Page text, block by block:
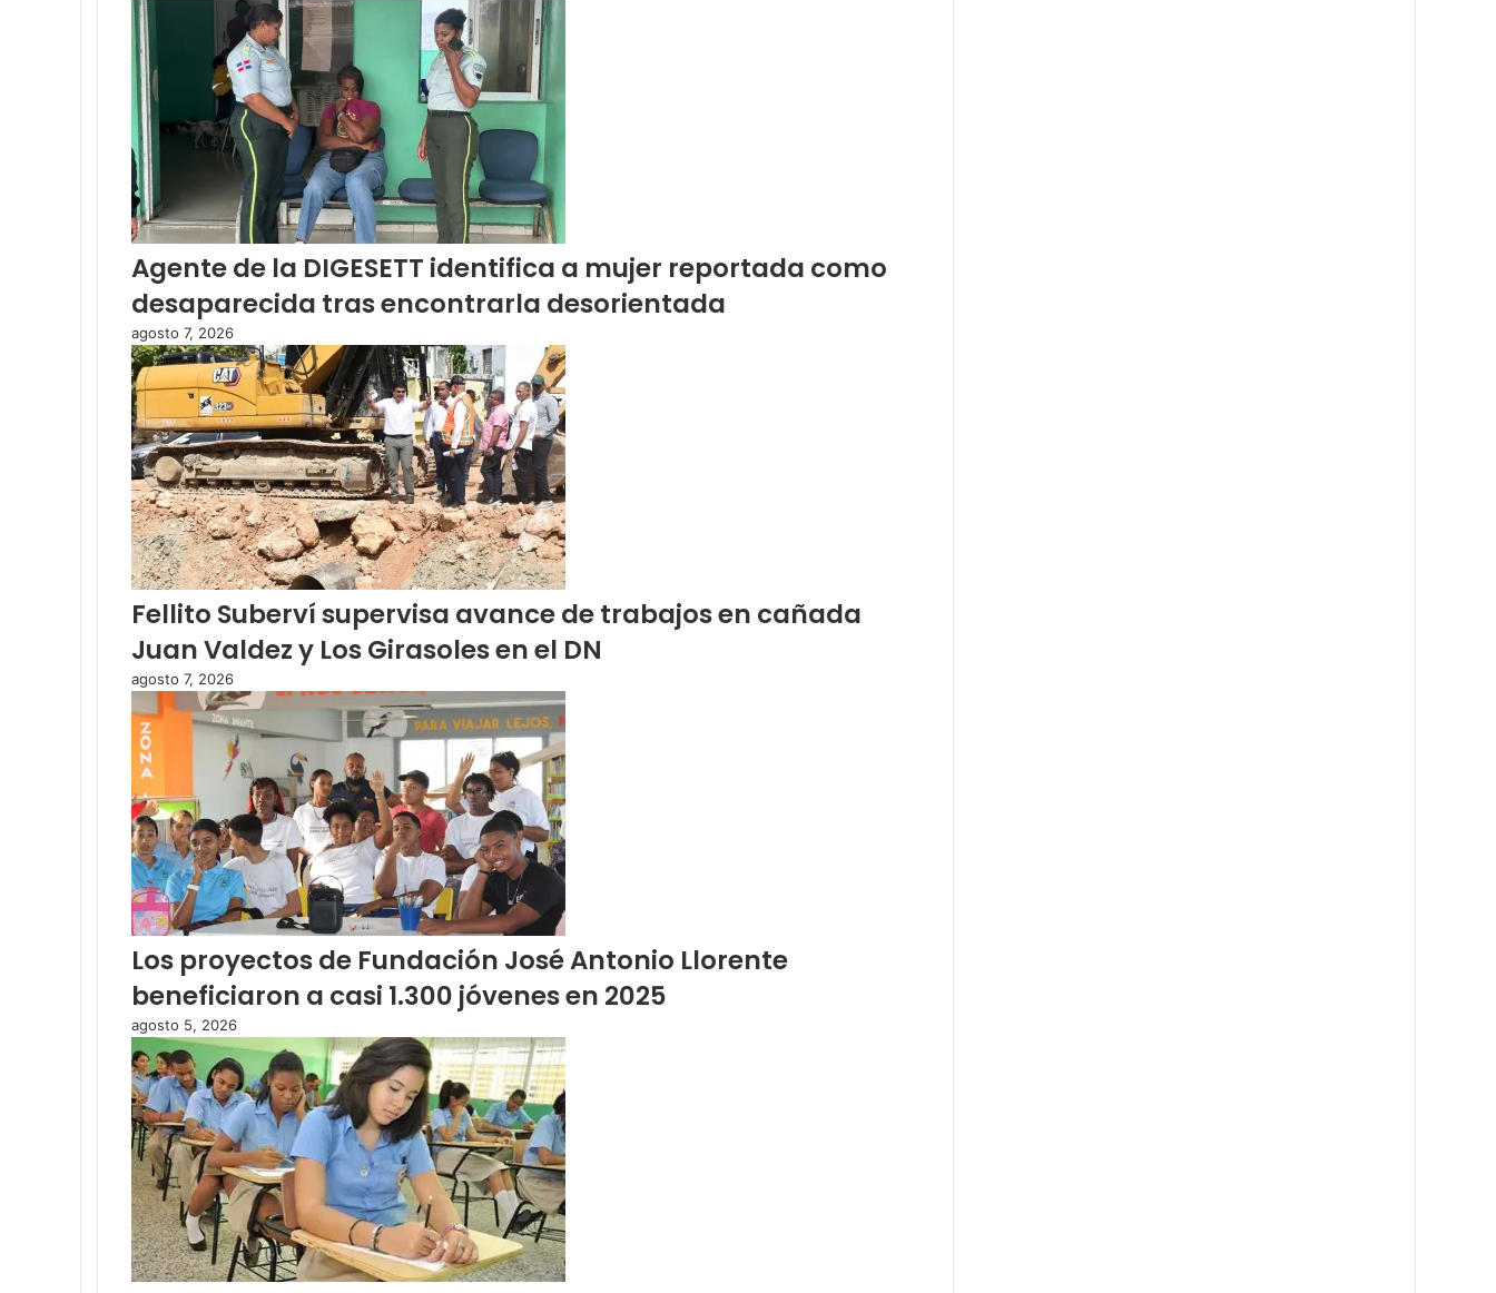
Agente de la DIGESETT identifica a mujer reportada como
desaparecida tras encontrarla desorientada
agosto 7, 2026
Fellito Suberví supervisa avance de trabajos en cañada
Juan Valdez y Los Girasoles en el DN
agosto 7, 2026
Los proyectos de Fundación José Antonio Llorente
beneficiaron a casi 1.300 jóvenes en 2025
agosto 5, 2026